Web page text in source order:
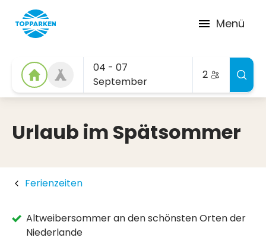
Menü
04 - 07
September
2
Urlaub im Spätsommer
Ferienzeiten
Altweibersommer an den schönsten Orten der
Niederlande